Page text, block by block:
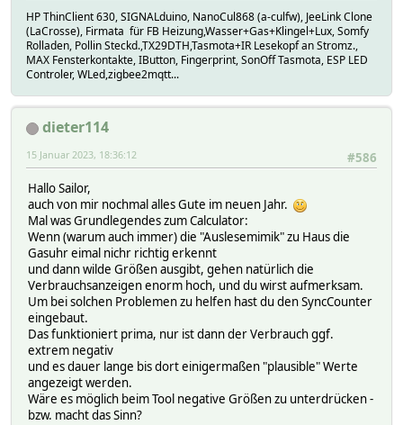
HP ThinClient 630, SIGNALduino, NanoCul868 (a-culfw), JeeLink Clone
(LaCrosse), Firmata für FB Heizung,Wasser+Gas+Klingel+Lux, Somfy
Rolladen, Pollin Steckd.,TX29DTH,Tasmota+IR Lesekopf an Stromz.,
MAX Fensterkontakte, IButton, Fingerprint, SonOff Tasmota, ESP LED
Controler, WLed,zigbee2mqtt...
dieter114
#586
15 Januar 2023, 18:36:12
Hallo Sailor,
auch von mir nochmal alles Gute im neuen Jahr.
Mal was Grundlegendes zum Calculator:
Wenn (warum auch immer) die "Auslesemimik" zu Haus die
Gasuhr eimal nichr richtig erkennt
und dann wilde Größen ausgibt, gehen natürlich die
Verbrauchsanzeigen enorm hoch, und du wirst aufmerksam.
Um bei solchen Problemen zu helfen hast du den SyncCounter
eingebaut.
Das funktioniert prima, nur ist dann der Verbrauch ggf.
extrem negativ
und es dauer lange bis dort einigermaßen "plausible" Werte
angezeigt werden.
Wäre es möglich beim Tool negative Größen zu unterdrücken -
bzw. macht das Sinn?